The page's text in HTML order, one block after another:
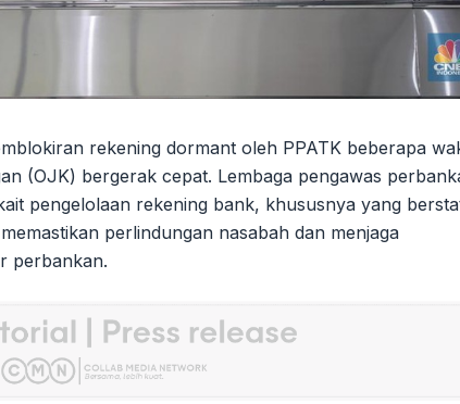
rekening dormant oleh PPATK beberapa
(OJK) bergerak cepat. Lembaga pengawas
pengelolaan rekening bank, khususnya yang
perlindungan nasabah dan menjaga
perbankan.